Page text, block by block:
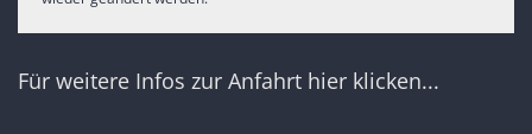
Für weitere Infos zur Anfahrt hier klicken...